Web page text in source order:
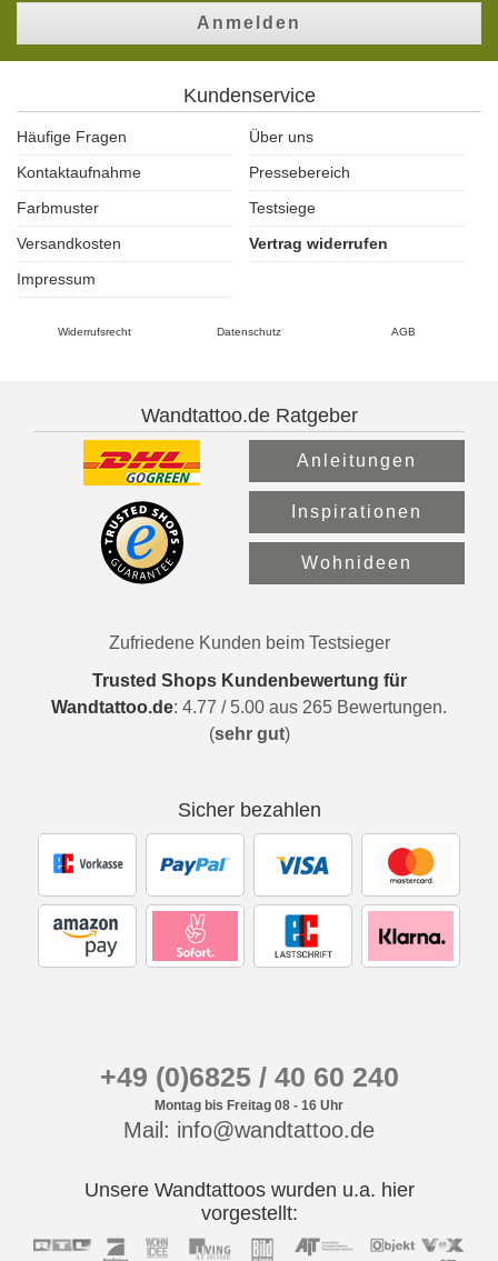
Anmelden
Kundenservice
Häufige Fragen
Über uns
Kontaktaufnahme
Pressebereich
Farbmuster
Testsiege
Versandkosten
Vertrag widerrufen
Impressum
Widerrufsrecht Datenschutz AGB
Wandtattoo.de Ratgeber
Anleitungen
Inspirationen
Wohnideen
Zufriedene Kunden beim Testsieger
Trusted Shops Kundenbewertung für
Wandtattoo.de: 4.77 / 5.00 aus 265 Bewertungen.
(sehr gut)
Sicher bezahlen
+49 (0)6825 / 40 60 240
Montag bis Freitag 08 - 16 Uhr
Mail: info@wandtattoo.de
Unsere Wandtattoos wurden u.a. hier
vorgestellt: